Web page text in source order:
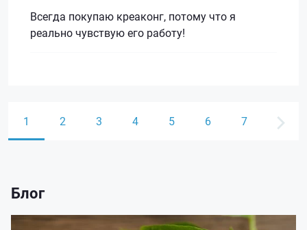
Всегда покупаю креаконг, потому что я
реально чувствую его работу!
1 2 3 4 5 6 7
Блог